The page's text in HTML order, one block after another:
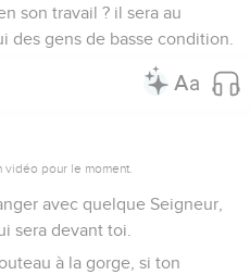
son travail ? il sera au
des gens de basse condition.
pour le moment.
avec quelque Seigneur,
sera devant toi.
à la gorge, si ton